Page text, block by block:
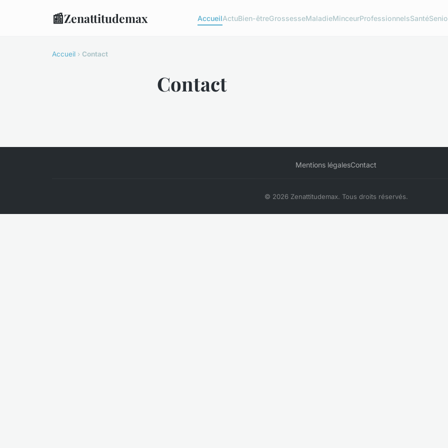
📰Zenattitudemax AccueilActuBien-êtreGrossesseMaladieMinceurProfessionnelsSanté
Accueil › Contact
Contact
Mentions légalesContact
© 2026 Zenattitudemax. Tous droits réservés.